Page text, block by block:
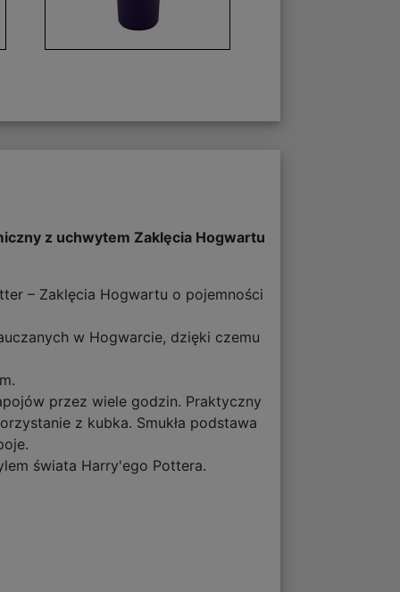
z uchwytem Zaklęcia Hogwartu
– Zaklęcia Hogwartu o pojemności
w Hogwarcie, dzięki czemu
przez wiele godzin. Praktyczny
z kubka. Smukła podstawa
świata Harry'ego Pottera.